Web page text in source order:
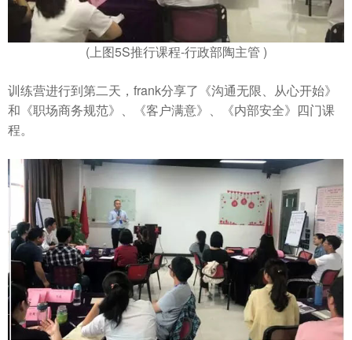
(上图5S推行课程-行政部陶主管 )
训练营进行到第二天，frank分享了《沟通无限、从心开始》
和《职场商务规范》、《客户满意》、《内部安全》四门课
程。